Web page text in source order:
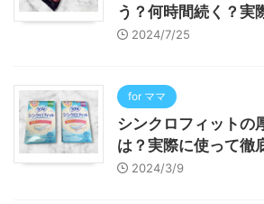
う？何時間続く？実
2024/7/25
for ママ
シンクロフィットの
は？実際に使って徹
2024/3/9